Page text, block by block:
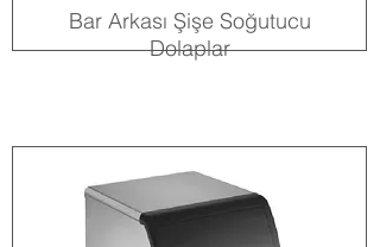
Bar Arkası Şişe Soğutucu
Dolaplar